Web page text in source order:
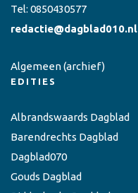
Tel: 0850430577
redactie@dagblad010.nl
Algemeen(archief)
EDITIES
Albrandswaards Dagblad
Barendrechts Dagblad
Dagblad070
Gouds Dagblad